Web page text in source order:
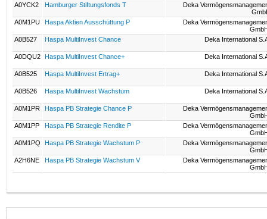
A0YCK2
Hamburger Stiftungsfonds T
Deka
A0M1PU
Haspa Aktien Ausschüttung P
Deka
A0B527
Haspa MultiInvest Chance Deka International
A0DQU2 Haspa MultiInvest Chance+ Deka International
A0B525 Haspa MultiInvest Ertrag+ Deka International
A0B526 Haspa MultiInvest Wachstum Deka International
A0M1PR Haspa PB Strategie Chance P
Deka
A0M1PP
Haspa PB Strategie Rendite P
Deka
A0M1PQ
Haspa PB Strategie Wachstum P
Deka
A2H6NE
Haspa PB Strategie Wachstum V
Deka